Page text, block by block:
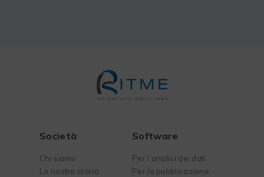
Società
Chi siamo
La nostra storia
Software
Per l’analisi dei dati
Per la pubblicazione